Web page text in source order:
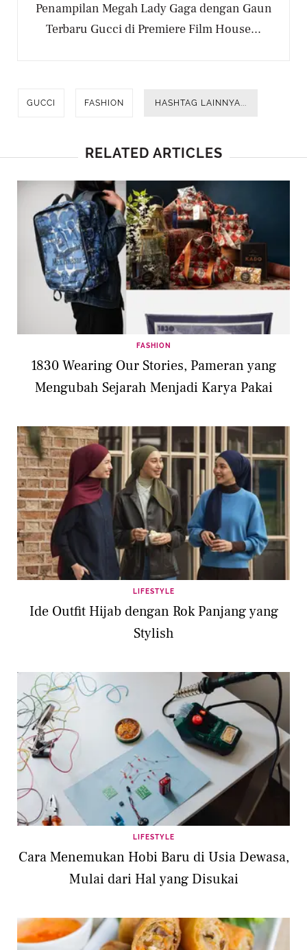
Penampilan Megah Lady Gaga dengan Gaun
Terbaru Gucci di Premiere Film House...
GUCCI FASHION HASHTAG LAINNYA...
RELATED ARTICLES
FASHION
1830 Wearing Our Stories, Pameran yang
Mengubah Sejarah Menjadi Karya Pakai
LIFESTYLE
Ide Outfit Hijab dengan Rok Panjang yang
Stylish
LIFESTYLE
Cara Menemukan Hobi Baru di Usia Dewasa,
Mulai dari Hal yang Disukai